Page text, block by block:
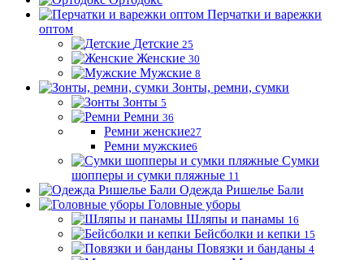
Перчатки и варежки
оптом
Детские 25
Женские 30
Мужские 8
Зонты, ремни, сумки
Зонты 5
Ремни 36
Ремни женские27
Ремни мужские6
Сумки
шопперы и сумки пляжные 11
Одежда Ришелье Бали
Головные уборы
Шляпы и панамы 16
Бейсболки и кепки 15
Повязки и банданы 4